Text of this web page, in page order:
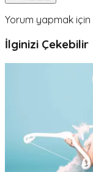
Yorum yapmak için
İlginizi Çekebilir